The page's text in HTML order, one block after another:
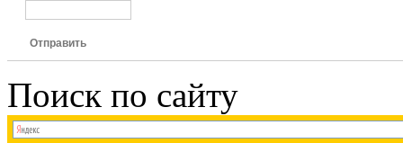
Отправить
Поиск по сайту